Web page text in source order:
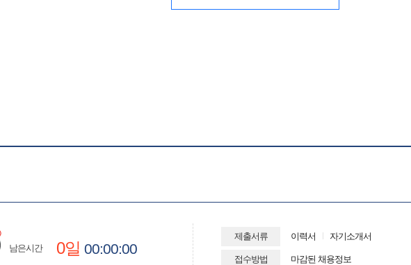
남은시간 0일 00:00:00
제출서류 이력서 자기소개서
접수방법 마감된 채용정보